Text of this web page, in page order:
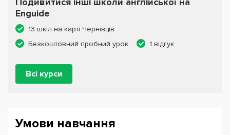
Enguide
13 шкіл на карті Чернівців
Безкоштовний пробний урок
1 відгук
Всі курси
Умови навчання